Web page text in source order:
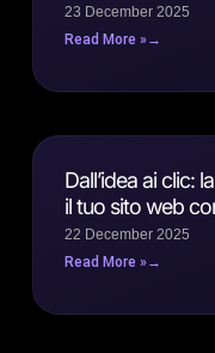
23 December 2025
Read More »
Dall’idea ai clic:
il tuo sito web
22 December 2025
Read More »